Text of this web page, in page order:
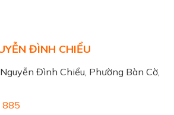
ĐÌNH CHIỂU
Đình Chiểu, Phường Bàn Cờ,
885